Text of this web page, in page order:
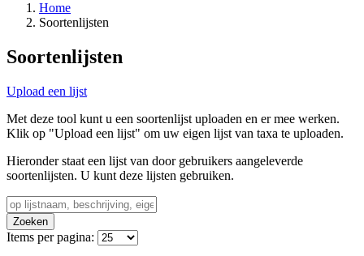
Home
Soortenlijsten
Soortenlijsten
Upload een lijst
Met deze tool kunt u een soortenlijst uploaden en er mee werken.
Klik op "Upload een lijst" om uw eigen lijst van taxa te uploaden.
Hieronder staat een lijst van door gebruikers aangeleverde
soortenlijsten. U kunt deze lijsten gebruiken.
Zoeken
Items per pagina: